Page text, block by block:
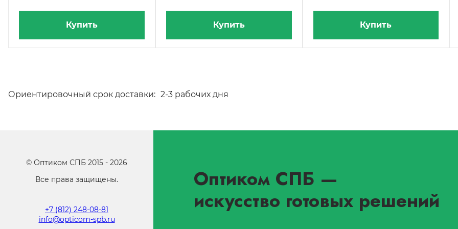
Купить Купить Купить
Ориентировочный срок доставки: 2-3 рабочих дня
© Оптиком СПБ 2015 - 2026
Все права защищены.
+7 (812) 248-08-81
info@opticom-spb.ru
Оптиком СПБ —
искусство готовых решений